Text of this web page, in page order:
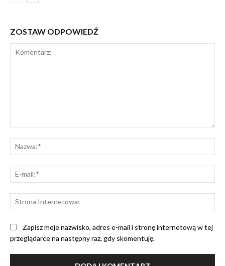
ZOSTAW ODPOWIEDŹ
Zapisz moje nazwisko, adres e-mail i stronę internetową w tej
przeglądarce na następny raz, gdy skomentuję.